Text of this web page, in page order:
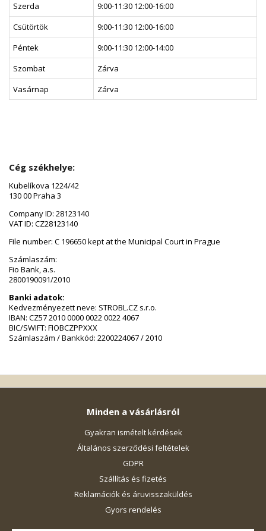
Szerda
9:00-11:30 12:00-16:00
Csütörtök
9:00-11:30 12:00-16:00
Péntek
9:00-11:30 12:00-14:00
Szombat
Zárva
Vasárnap
Zárva
Cég székhelye:
Kubelíkova 1224/42
130 00 Praha 3
Company ID: 28123140
VAT ID: CZ28123140
File number: C 196650 kept at the Municipal Court in Prague
Számlaszám:
Fio Bank, a.s.
2800190091/2010
Banki adatok:
Kedvezményezett neve: STROBL.CZ s.r.o.
IBAN: CZ57 2010 0000 0022 0022 4067
BIC/SWIFT: FIOBCZPPXXX
Számlaszám / Bankkód: 2200224067 / 2010
Minden a vásárlásról
Gyakran ismételt kérdések
Általános szerződési feltételek
GDPR
Szállítás és fizetés
Reklamációk és áruvisszaküldés
Gyors rendelés